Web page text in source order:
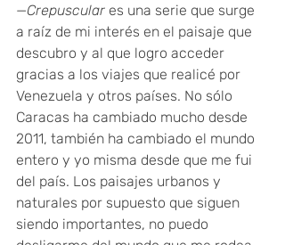
—Crepuscular es una serie que surge
a raíz de mi interés en el paisaje que
descubro y al que logro acceder
gracias a los viajes que realicé por
Venezuela y otros países. No sólo
Caracas ha cambiado mucho desde
2011, también ha cambiado el mundo
entero y yo misma desde que me fui
del país. Los paisajes urbanos y
naturales por supuesto que siguen
siendo importantes, no puedo